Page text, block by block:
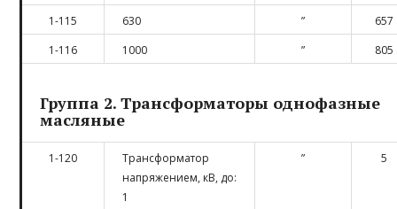
1-115
630 ”
657
1-116
1000 ” 805
Группа 2. Трансформаторы однофазные
масляные
1-120
Трансформатор
напряжением, кВ, до:
1
” 5